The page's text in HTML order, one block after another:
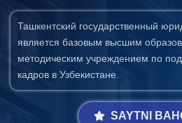
Ташкентский государственный
является базовым высшим
методическим учреждением по
кадров в Узбекистане.
SAYTNI